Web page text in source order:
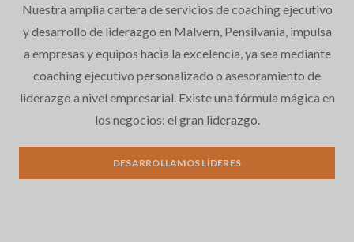
Desarrollo del liderazgo
Nuestra amplia cartera de servicios de coaching ejecutivo
y desarrollo de liderazgo en Malvern, Pensilvania, impulsa
a empresas y equipos hacia la excelencia, ya sea mediante
coaching ejecutivo personalizado o asesoramiento de
liderazgo a nivel empresarial. Existe una fórmula mágica en
los negocios: el gran liderazgo.
DESARROLLAMOS LÍDERES